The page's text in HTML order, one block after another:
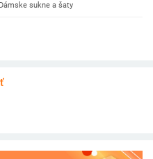
Dámske sukne a šaty